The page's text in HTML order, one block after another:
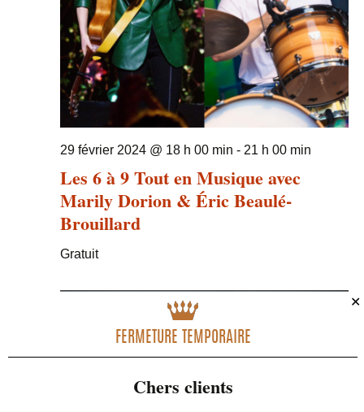
29 février 2024 @ 18 h 00 min - 21 h 00 min
Les 6 à 9 Tout en Musique avec
Marily Dorion & Éric Beaulé-
Brouillard
Gratuit
✕
FERMETURE TEMPORAIRE
Chers clients